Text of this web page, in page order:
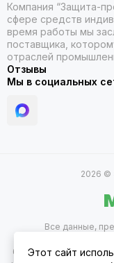
Компания “Защита-
сфере средств
время работы мы
поставщика,
отраслей
Отзывы
Мы в социальных
2026 ©
Все данные,
более подробной
Этот сайт